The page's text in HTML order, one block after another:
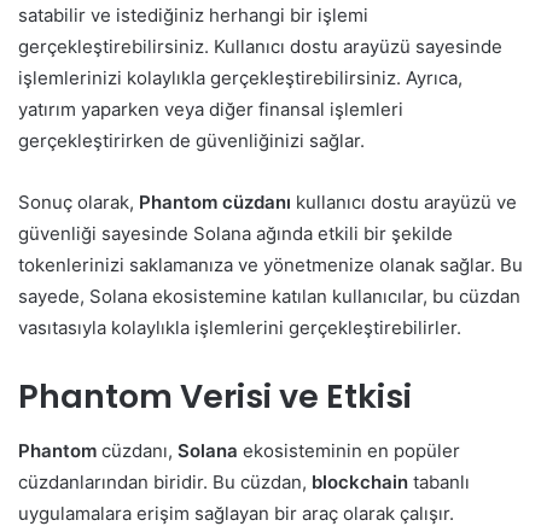
satabilir ve istediğiniz herhangi bir işlemi
gerçekleştirebilirsiniz. Kullanıcı dostu arayüzü sayesinde
işlemlerinizi kolaylıkla gerçekleştirebilirsiniz. Ayrıca,
yatırım yaparken veya diğer finansal işlemleri
gerçekleştirirken de güvenliğinizi sağlar.
Sonuç olarak, Phantom cüzdanı kullanıcı dostu arayüzü ve
güvenliği sayesinde Solana ağında etkili bir şekilde
tokenlerinizi saklamanıza ve yönetmenize olanak sağlar. Bu
sayede, Solana ekosistemine katılan kullanıcılar, bu cüzdan
vasıtasıyla kolaylıkla işlemlerini gerçekleştirebilirler.
Phantom Verisi ve Etkisi
Phantom cüzdanı, Solana ekosisteminin en popüler
cüzdanlarından biridir. Bu cüzdan, blockchain tabanlı
uygulamalara erişim sağlayan bir araç olarak çalışır.